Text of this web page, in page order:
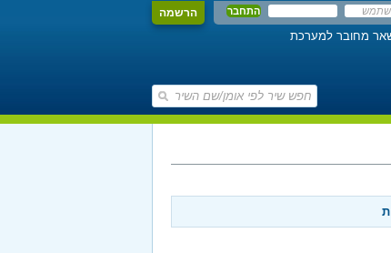
הרשמה
מחובר למערכת
ת